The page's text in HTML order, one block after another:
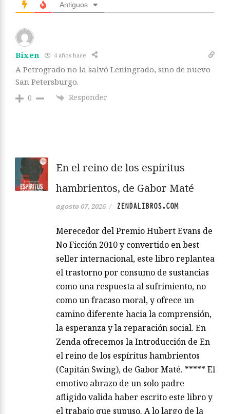
Antiguos
Bixen 4 años hace
A Petrogrado no la salvó Leningrado, sino de nuevo
San Petersburgo.
0 Responder
En el reino de los espíritus
hambrientos, de Gabor Maté
agosto 07, 2026 / ZENDALIBROS.COM
Merecedor del Premio Hubert Evans de
No Ficción 2010 y convertido en best
seller internacional, este libro replantea
el trastorno por consumo de sustancias
como una respuesta al sufrimiento, no
como un fracaso moral, y ofrece un
camino diferente hacia la comprensión,
la esperanza y la reparación social. En
Zenda ofrecemos la Introducción de En
el reino de los espíritus hambrientos
(Capitán Swing), de Gabor Maté. ***** El
emotivo abrazo de un solo padre
afligido valida haber escrito este libro y
el trabajo que supuso. A lo largo de la